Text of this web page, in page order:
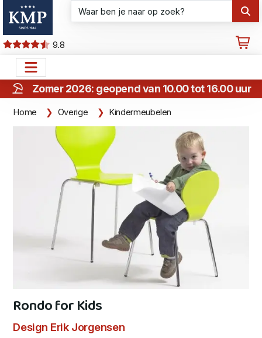
9.8
Zomer 2026: geopend van 10.00 tot 16.00 uur
Home Overige Kindermeubelen
Rondo for Kids
Design Erik Jorgensen